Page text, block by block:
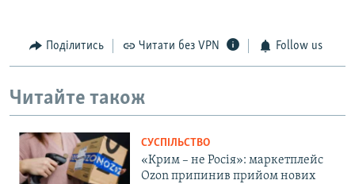
Поділитись Читати без VPN Follow us
Читайте також
СУСПІЛЬСТВО
«Крим – не Росія»: маркетплейс
Ozon припинив прийом нових